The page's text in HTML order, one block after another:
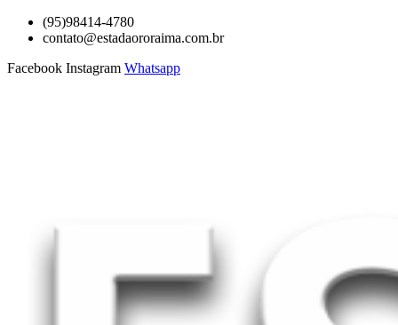
para
conteúdo
(95)98414-4780
contato@estadaororaima.com.br
Facebook Instagram Whatsapp